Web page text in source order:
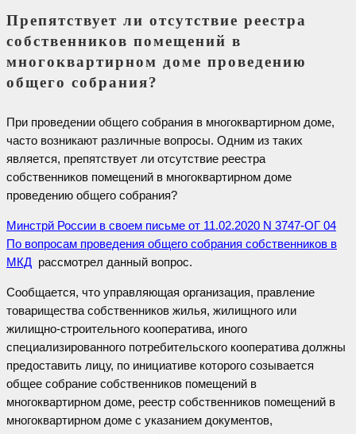
Препятствует ли отсутствие реестра
собственников помещений в
многоквартирном доме проведению
общего собрания?
При проведении общего собрания в многоквартирном доме,
часто возникают различные вопросы. Одним из таких
является, препятствует ли отсутствие реестра
собственников помещений в многоквартирном доме
проведению общего собрания?
Минстрй России в своем письме от 11.02.2020 N 3747-ОГ 04
По вопросам проведения общего собрания собственников в
МКД рассмотрел данный вопрос.
Сообщается, что управляющая организация, правление
товарищества собственников жилья, жилищного или
жилищно-строительного кооператива, иного
специализированного потребительского кооператива должны
предоставить лицу, по инициативе которого созывается
общее собрание собственников помещений в
многоквартирном доме, реестр собственников помещений в
многоквартирном доме с указанием документов,